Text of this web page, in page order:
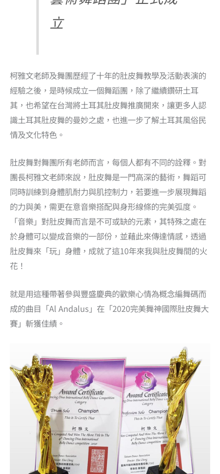
立
柯雅文老師及舞團歷經了十年的肚皮舞教學及活動表演的
經驗之後，是時候成立一個舞蹈團，除了繼續鑽研土耳
其，也希望在台灣將土耳其肚皮舞推廣開來，讓更多人認
識土耳其肚皮舞的曼妙之處，也進一步了解土耳其風俗民
情及文化特色。
肚皮舞對舞團所有老師而言，每個人都有不同的詮釋。對
團長柯雅文老師來說，肚皮舞是一門高深的藝術，舞蹈可
同時訓練到身體肌耐力與肌控制力，若要進一步展現舞蹈
的力與美，需更在意音樂搭配與身形線條的完美弧度。
「音樂」對肚皮舞而言是不可或缺的元素，其特殊之處在
於身體可以變成音樂的一部份，並藉此來傳達情感，透過
肚皮舞來「玩」身體，成就了這10年來我與肚皮舞間的火
花！
就是用這種帶著參與豐盛慶典的歡樂心情為概念編舞碼而
成的曲目「Al Andalus」在「2020完美舞神國際肚皮舞大
賽」斬獲佳績。